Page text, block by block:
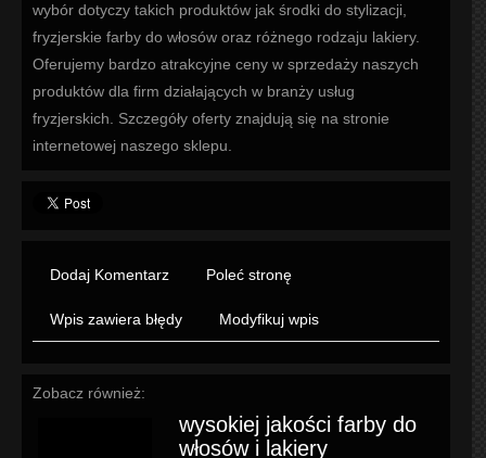
wybór dotyczy takich produktów jak środki do stylizacji,
fryzjerskie farby do włosów oraz różnego rodzaju lakiery.
Oferujemy bardzo atrakcyjne ceny w sprzedaży naszych
produktów dla firm działających w branży usług
fryzjerskich. Szczegóły oferty znajdują się na stronie
internetowej naszego sklepu.
Dodaj Komentarz Poleć stronę
Wpis zawiera błędy Modyfikuj wpis
Zobacz również:
wysokiej jakości farby do
włosów i lakiery